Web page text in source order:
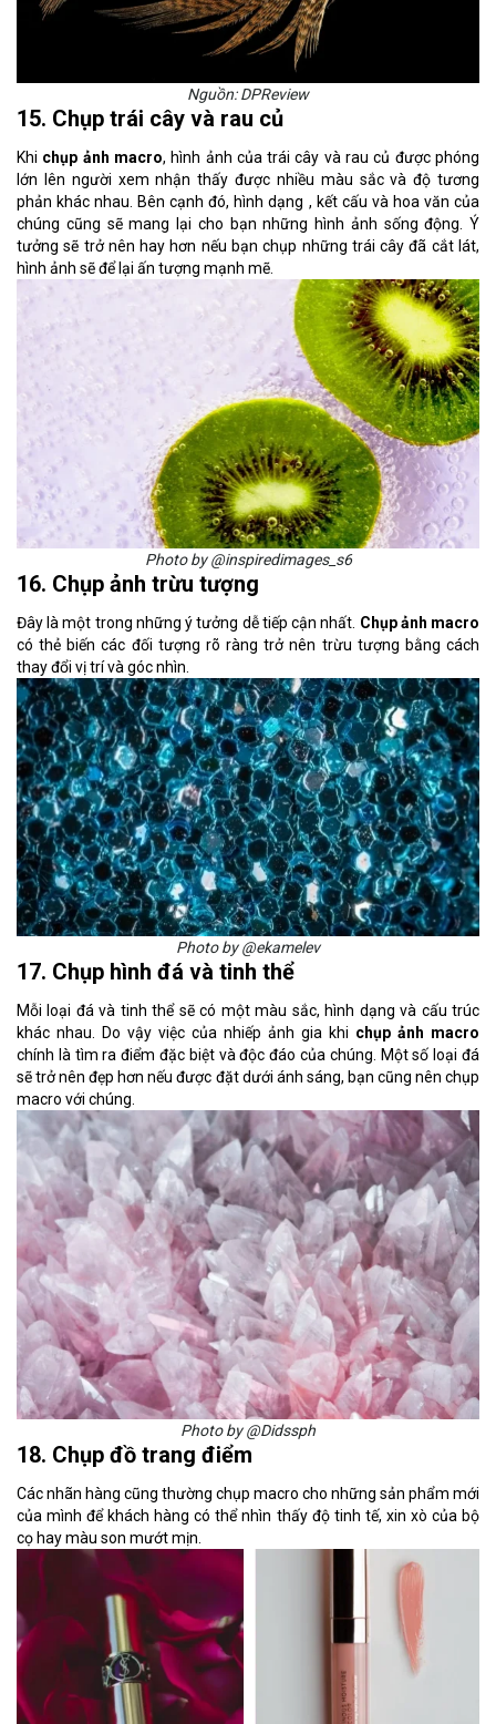
Nguồn: DPReview
15. Chụp trái cây và rau củ
Khi chụp ảnh macro, hình ảnh của trái cây và rau củ được phóng
lớn lên người xem nhận thấy được nhiều màu sắc và độ tương
phản khác nhau. Bên cạnh đó, hình dạng , kết cấu và hoa văn của
chúng cũng sẽ mang lại cho bạn những hình ảnh sống động. Ý
tưởng sẽ trở nên hay hơn nếu bạn chụp những trái cây đã cắt lát,
hình ảnh sẽ để lại ấn tượng mạnh mẽ.
Photo by @inspiredimages_s6
16. Chụp ảnh trừu tượng
Đây là một trong những ý tưởng dễ tiếp cận nhất. Chụp ảnh macro
có thẻ biến các đối tượng rõ ràng trở nên trừu tượng bằng cách
thay đổi vị trí và góc nhìn.
Photo by @ekamelev
17. Chụp hình đá và tinh thể
Mỗi loại đá và tinh thể sẽ có một màu sắc, hình dạng và cấu trúc
khác nhau. Do vậy việc của nhiếp ảnh gia khi chụp ảnh macro
chính là tìm ra điểm đặc biệt và độc đáo của chúng. Một số loại đá
sẽ trở nên đẹp hơn nếu được đặt dưới ánh sáng, bạn cũng nên chụp
macro với chúng.
Photo by @Didssph
18. Chụp đồ trang điểm
Các nhãn hàng cũng thường chụp macro cho những sản phẩm mới
của mình để khách hàng có thể nhìn thấy độ tinh tế, xin xò của bộ
cọ hay màu son mướt mịn.